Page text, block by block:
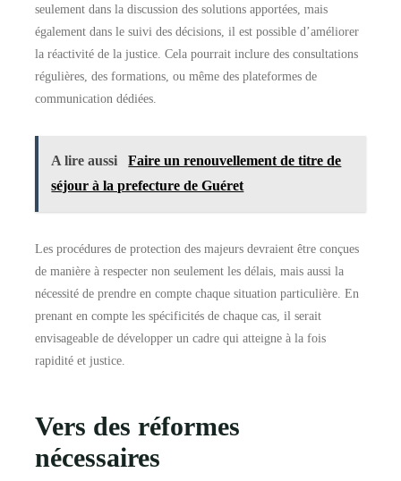
seulement dans la discussion des solutions apportées, mais
également dans le suivi des décisions, il est possible d’améliorer
la réactivité de la justice. Cela pourrait inclure des consultations
régulières, des formations, ou même des plateformes de
communication dédiées.
A lire aussi
Faire un renouvellement de titre de
séjour à la prefecture de Guéret
Les procédures de protection des majeurs devraient être conçues
de manière à respecter non seulement les délais, mais aussi la
nécessité de prendre en compte chaque situation particulière. En
prenant en compte les spécificités de chaque cas, il serait
envisageable de développer un cadre qui atteigne à la fois
rapidité et justice.
Vers des réformes
nécessaires